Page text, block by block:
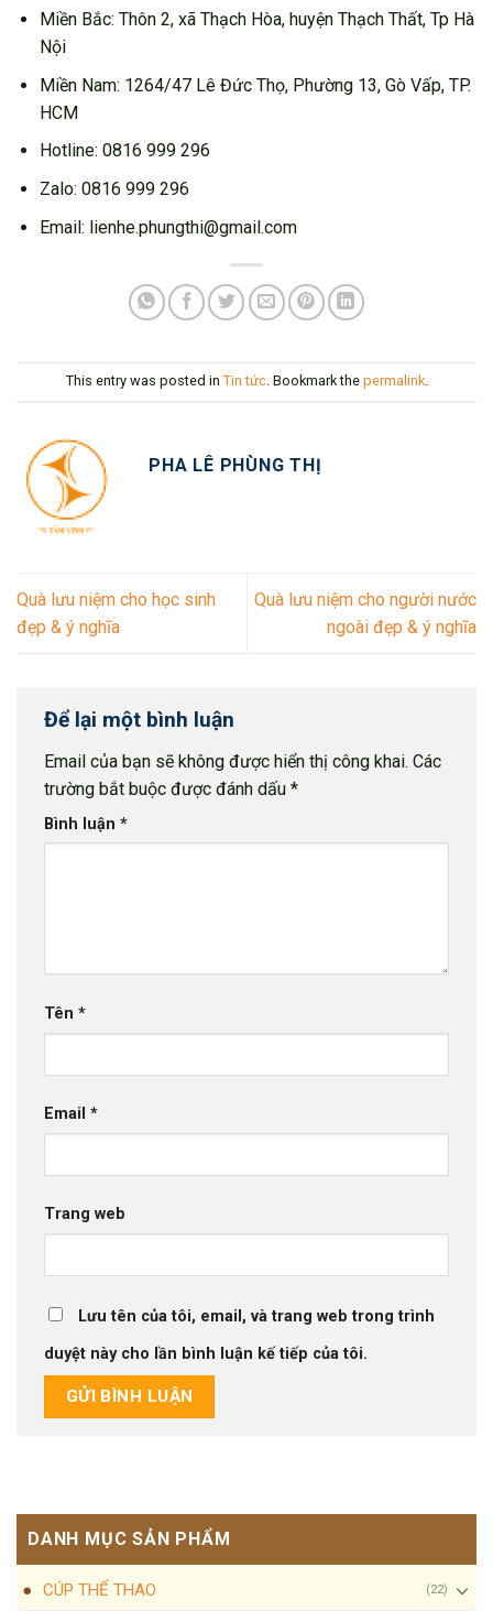
Miền Bắc: Thôn 2, xã Thạch Hòa, huyện Thạch Thất, Tp Hà
Nội
Miền Nam: 1264/47 Lê Đức Thọ, Phường 13, Gò Vấp, TP.
HCM
Hotline: 0816 999 296
Zalo: 0816 999 296
Email: lienhe.phungthi@gmail.com
This entry was posted in Tin tức. Bookmark the permalink.
PHA LÊ PHÙNG THỊ
Quà lưu niệm cho học sinh
đẹp & ý nghĩa
Quà lưu niệm cho người nước
ngoài đẹp & ý nghĩa
Để lại một bình luận
Email của bạn sẽ không được hiển thị công khai. Các
trường bắt buộc được đánh dấu *
Bình luận *
Tên *
Email *
Trang web
Lưu tên của tôi, email, và trang web trong trình
duyệt này cho lần bình luận kế tiếp của tôi.
DANH MỤC SẢN PHẨM
CÚP THỂ THAO (22)